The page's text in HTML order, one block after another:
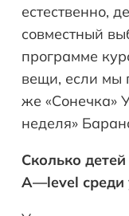
естественно,
совместный
программе
вещи, если мы
же «Сонечка»
неделя»
Сколько
A—level среди